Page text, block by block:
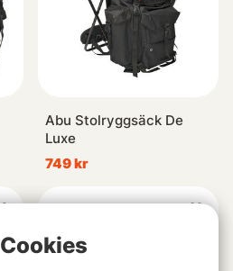
Abu Stolryggsäck De
Luxe
749 kr
Cookies